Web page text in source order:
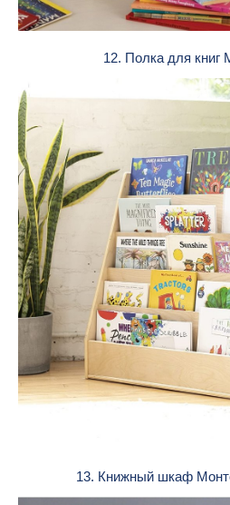
12. Полка для книг
13. Книжный шкаф